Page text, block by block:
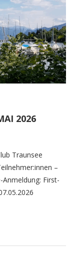
2026
Traunsee
–
First-